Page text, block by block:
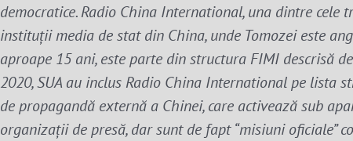
democratice.Radio China International, una dintre cele
instituții media de stat din China, unde Tomozei este
aproape 15 ani, este parte din structura FIMI descrisă
2020, SUA au inclus Radio China International pe lista
de propagandă externă a Chinei, care activează sub
organizații de presă, dar sunt de fapt “misiuni oficiale”